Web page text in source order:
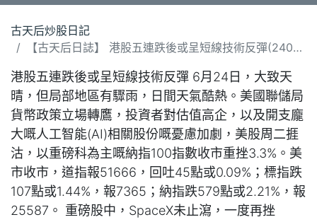
古天后炒股日記
【古天后日誌】 港股五連跌後或呈短線技術反彈(240626).docx
港股五連跌後或呈短線技術反彈 6月24日，大致天
晴，但局部地區有驟雨，日間天氣酷熱。美國聯儲局
貨幣政策立場轉鷹，投資者對估值高企，以及開支龐
大嘅人工智能(AI)相關股份嘅憂慮加劇，美股周二捱
沽，以重磅科為主嘅納指100指數收市重挫3.3%。美
市收市，道指報51666，回吐45點或0.09%；標指跌
107點或1.44%，報7365；納指跌579點或2.21%，報
25587。 重磅股中，SpaceX未止瀉，一度再挫